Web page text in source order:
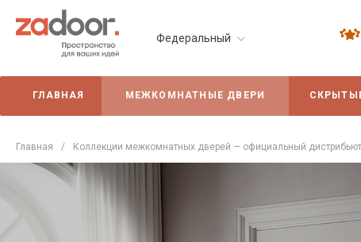
Федеральный
ГЛАВНАЯ МЕЖКОМНАТНЫЕ ДВЕРИ
Главная / Коллекции межкомнатных дверей — официальный